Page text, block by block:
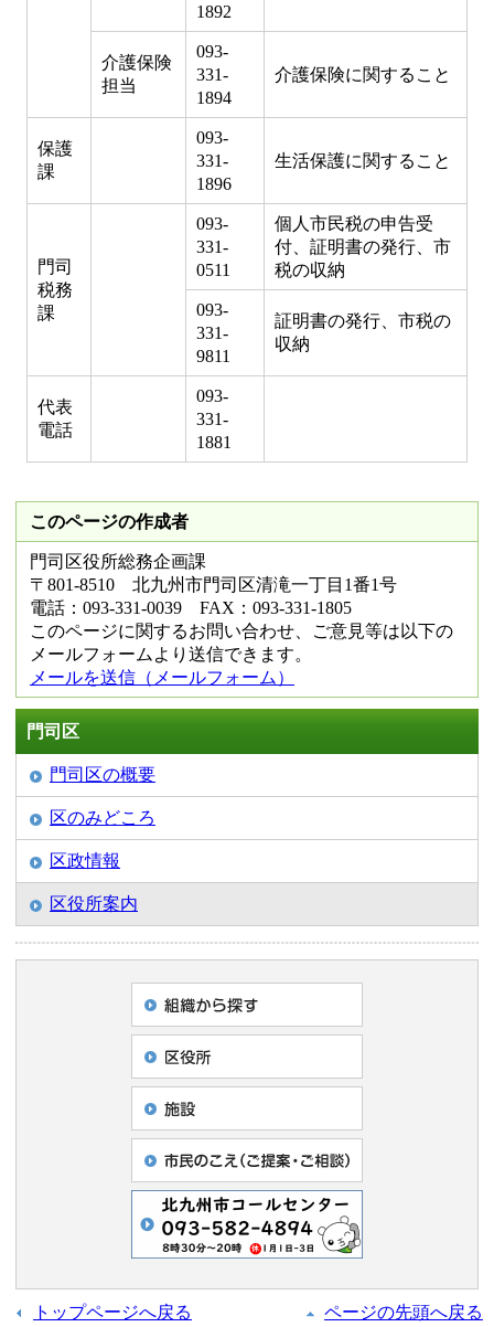
1892
介護保険
担当
093-
331-
1894
介護保険に関すること
保護
課
093-
331-
1896
生活保護に関すること
門司
税務
課
093-
331-
0511
個人市民税の申告受
付、証明書の発行、市
税の収納
093-
331-
9811
証明書の発行、市税の
収納
代表
電話
093-
331-
1881
このページの作成者
門司区役所総務企画課
〒801-8510 北九州市門司区清滝一丁目1番1号
電話：093-331-0039 FAX：093-331-1805
このページに関するお問い合わせ、ご意見等は以下の
メールフォームより送信できます。
メールを送信（メールフォーム）
門司区
門司区の概要
区のみどころ
区政情報
区役所案内
トップページへ戻る ページの先頭へ戻る